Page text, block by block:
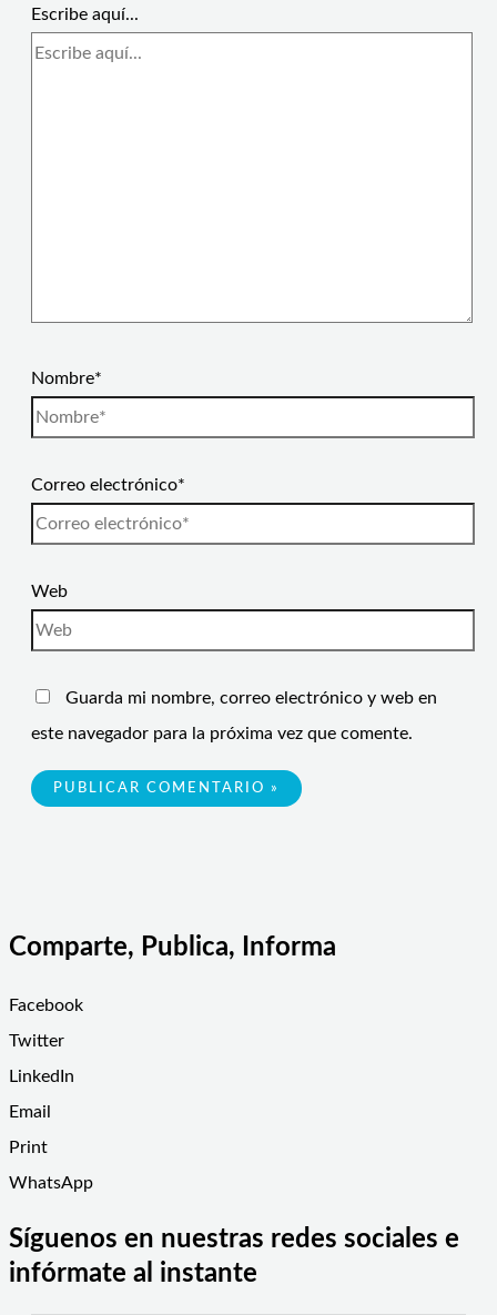
Escribe aquí...
Nombre*
Correo electrónico*
Web
Guarda mi nombre, correo electrónico y web en
este navegador para la próxima vez que comente.
Comparte, Publica, Informa
Facebook
Twitter
LinkedIn
Email
Print
WhatsApp
Síguenos en nuestras redes sociales e
infórmate al instante